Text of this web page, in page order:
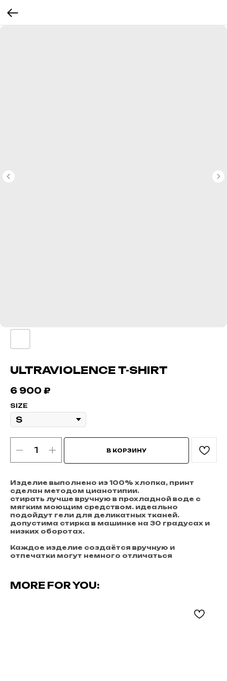
ULTRAVIOLENCE T-SHIRT
6 900 ₽
SIZE
В КОРЗИНУ
Изделие выполнено из 100% хлопка, принт
сделан методом цианотипии.
стирать лучше вручную в прохладной воде с
мягким моющим средством. идеально
подойдут гели для деликатных тканей.
допустима стирка в машинке на 30 градусах и
низких оборотах.
Каждое изделие создаётся вручную и
отпечатки могут немного отличаться
MORE FOR YOU: